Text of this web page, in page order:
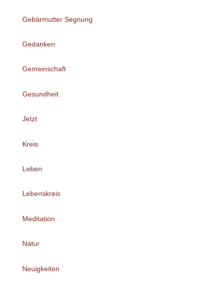
Gebärmutter Segnung
Gedanken
Gemeinschaft
Gesundheit
Jetzt
Kreis
Leben
Lebenskreis
Meditation
Natur
Neuigkeiten